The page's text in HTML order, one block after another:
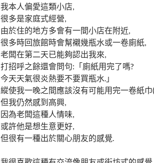
我本人偏愛這類小店,
很多是家庭式經營,
由於住的地方多會有一間小店在附近,
很多時回旅館時會幫襯幾瓶水或一卷廁紙,
老闆在第二天已能夠認出我來,
打招呼之餘還會問句:「廁紙用完了嗎?
今天天氣很炎熱要不要買瓶水.」
縱使我一晚之間應該沒有可能用完一卷紙
但我仍然感到高興,
因為老闆這種人情味,
或許他是想生意更好,
但很有一種出於關心朋友的感覺.